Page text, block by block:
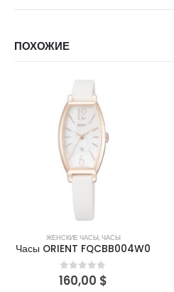
ПОХОЖИЕ
НЕТ В НАЛИЧИИ
ЖЕНСКИЕ ЧАСЫ,ЧАСЫ
Часы ORIENT FQCBB004W0
0out of 5
160,00 $